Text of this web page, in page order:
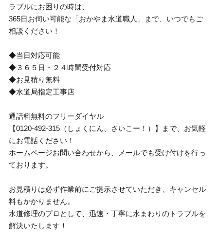
ラブルにお困りの時は、
365日お伺い可能な「おかやま水道職人」まで、いつでもご
相談ください！
◆当日対応可能
◆３６５日・２４時間受付対応
◆お見積り無料
◆水道局指定工事店
通話料無料のフリーダイヤル
【0120-492-315（しょくにん、さいこー！）】まで、お気軽
にお電話ください！
ホームページお問い合わせから、メールでも受け付けを行っ
ております。
お見積りは必ず作業前にご提示させていただき、キャンセル
料もかかりません。
水道修理のプロとして、迅速・丁寧に水まわりのトラブルを
解決いたします！